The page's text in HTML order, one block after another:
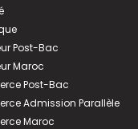
Post-Bac
Maroc
Post-Bac
Admission Parallèle
Maroc